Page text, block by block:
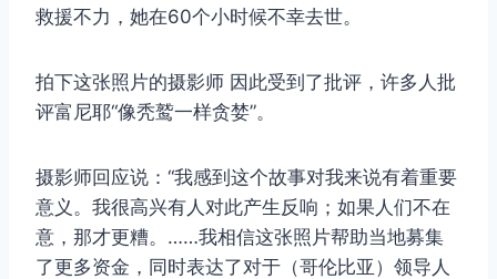
救援不力，她在60个小时候不幸去世。
拍下这张照片的摄影师 因此受到了批评，许多人批
评富尼耶“像秃鹫一样贪婪”。
摄影师回应说：“我感到这个故事对我来说有着重要
意义。我很高兴有人对此产生反响；如果人们不在
意，那才更糟。……我相信这张照片帮助当地募集
了更多资金，同时表达了对于（哥伦比亚）领导人